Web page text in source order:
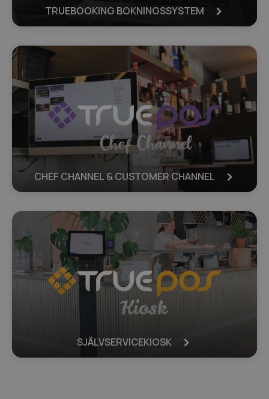
TRUEBOOKING BOKNINGSSYSTEM
CHEF CHANNEL & CUSTOMER CHANNEL
SJÄLVSERVICEKIOSK